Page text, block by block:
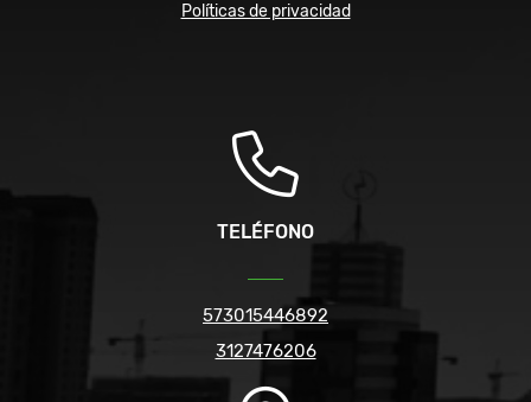
Políticas de privacidad
TELÉFONO
573015446892
3127476206